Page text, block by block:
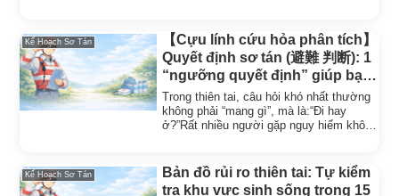
Kế Hoạch Sơ Tán
【Cựu lính cứu hỏa phân tích】
Quyết định sơ tán (避難 判断): 1
“ngưỡng quyết định” giúp bạn
không do dự lúc nguy hiểm
Trong thiên tai, câu hỏi khó nhất thường
không phải “mang gì”, mà là:“Đi hay
ở?”Rất nhiều người gặp nguy hiểm không
Kế Hoạch Sơ Tán
Bản đồ rủi ro thiên tai: Tự kiểm
tra khu vực sinh sống trong 15